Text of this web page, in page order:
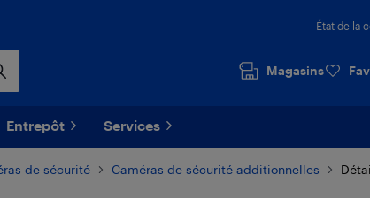
État de la
Magasins
Entrepôt Services
de sécurité Caméras de sécurité additionnelles